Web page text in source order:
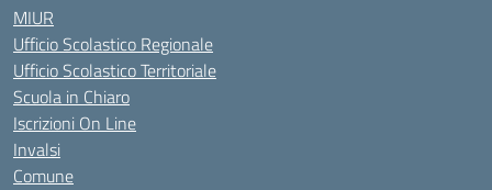
MIUR
Ufficio Scolastico Regionale
Ufficio Scolastico Territoriale
Scuola in Chiaro
Iscrizioni On Line
Invalsi
Comune